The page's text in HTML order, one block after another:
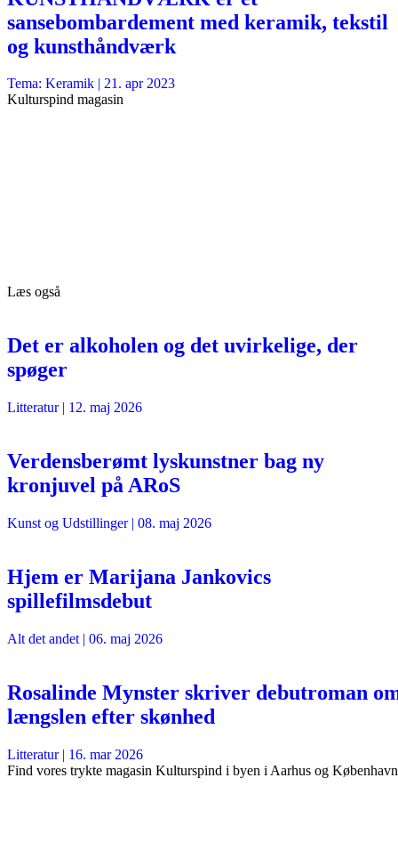
sansebombardement med keramik, tekstil
og kunsthåndværk
Tema: Keramik | 21. apr 2023
Kulturspind magasin
Læs også
Det er alkoholen og det uvirkelige, der
spøger
Litteratur| 12. maj 2026
Verdensberømt lyskunstner bag ny
kronjuvel på ARoS
Kunst og Udstillinger| 08. maj 2026
Hjem er Marijana Jankovics
spillefilmsdebut
Alt det andet | 06. maj 2026
Rosalinde Mynster skriver debutroman
længslen efter skønhed
Litteratur| 16. mar 2026
Find vores trykte magasin Kulturspind i byen i Aarhus og København